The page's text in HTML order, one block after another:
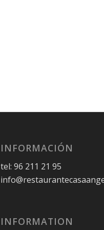
INFORMACIÓN
tel: 96 211 21 95
INFORMATION